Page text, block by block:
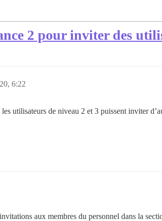
2 pour inviter des
6:22
utilisateurs de niveau 2 et 3 puissent inviter
aux membres du personnel dans la